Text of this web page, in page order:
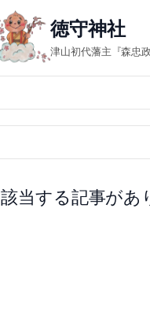
徳守神社
津山初代藩主『森忠
該当する記事があ